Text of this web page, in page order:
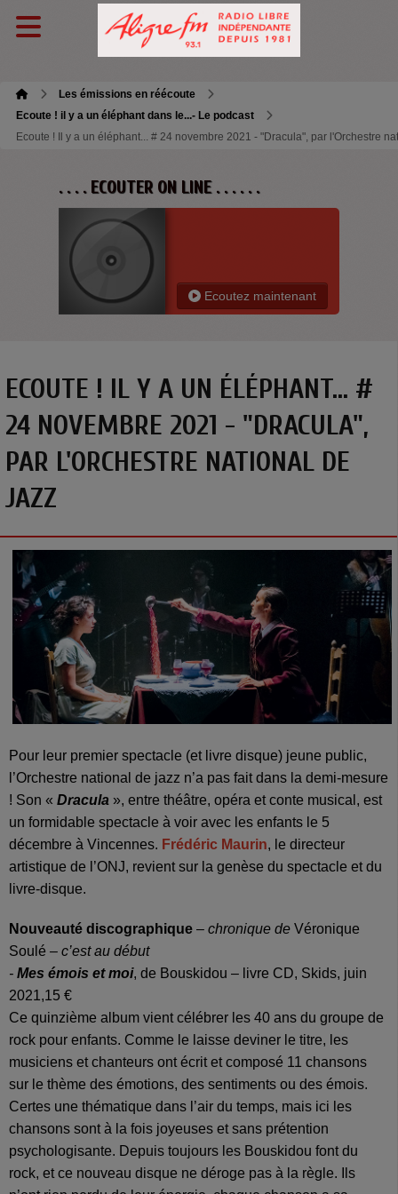
Les émissions en réécoute
Ecoute ! il y a un éléphant dans le...- Le podcast
Ecoute ! Il y a un éléphant... # 24 novembre 2021 - "Dracula", par l'Orchestre
. . . . ECOUTER ON LINE . . . . . .
Ecoutez maintenant
ECOUTE ! IL Y A UN ÉLÉPHANT... #
24 NOVEMBRE 2021 - "DRACULA",
PAR L'ORCHESTRE NATIONAL DE
JAZZ
Pour leur premier spectacle (et livre disque) jeune public,
l’Orchestre national de jazz n’a pas fait dans la demi-mesure
! Son « Dracula », entre théâtre, opéra et conte musical, est
un formidable spectacle à voir avec les enfants le 5
décembre à Vincennes. Frédéric Maurin, le directeur
artistique de l’ONJ, revient sur la genèse du spectacle et du
livre-disque.
Nouveauté discographique – chronique de Véronique
Soulé – c’est au début
- Mes émois et moi, de Bouskidou – livre CD, Skids, juin
2021,15 €
Ce quinzième album vient célébrer les 40 ans du groupe de
rock pour enfants. Comme le laisse deviner le titre, les
musiciens et chanteurs ont écrit et composé 11 chansons
sur le thème des émotions, des sentiments ou des émois.
Certes une thématique dans l’air du temps, mais ici les
chansons sont à la fois joyeuses et sans prétention
psychologisante. Depuis toujours les Bouskidou font du
rock, et ce nouveau disque ne déroge pas à la règle. Ils